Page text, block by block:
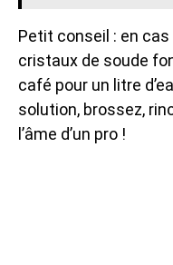
Petit conseil : en
cristaux de soude
café pour un litre
solution, brossez,
l’âme d’un pro !